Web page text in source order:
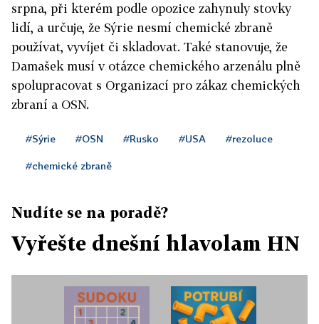
srpna, při kterém podle opozice zahynuly stovky
lidí, a určuje, že Sýrie nesmí chemické zbraně
používat, vyvíjet či skladovat. Také stanovuje, že
Damašek musí v otázce chemického arzenálu plně
spolupracovat s Organizací pro zákaz chemických
zbraní a OSN.
#Sýrie #OSN #Rusko #USA #rezoluce
#chemické zbraně
Nudíte se na poradě?
Vyřešte dnešní hlavolam HN